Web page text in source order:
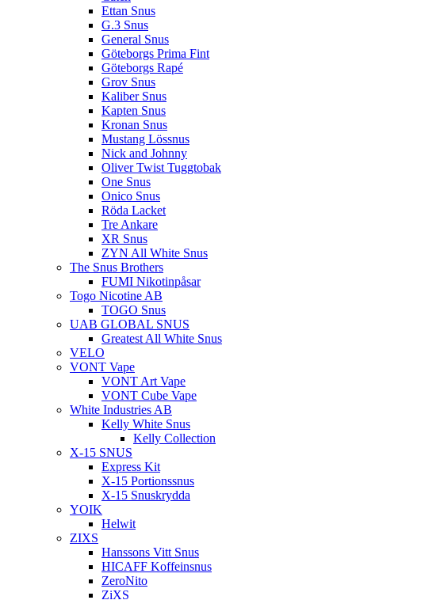
Ettan Snus
G.3 Snus
General Snus
Göteborgs Prima Fint
Göteborgs Rapé
Grov Snus
Kaliber Snus
Kapten Snus
Kronan Snus
Mustang Lössnus
Nick and Johnny
Oliver Twist Tuggtobak
One Snus
Onico Snus
Röda Lacket
Tre Ankare
XR Snus
ZYN All White Snus
The Snus Brothers
FUMI Nikotinpåsar
Togo Nicotine AB
TOGO Snus
UAB GLOBAL SNUS
Greatest All White Snus
VELO
VONT Vape
VONT Art Vape
VONT Cube Vape
White Industries AB
Kelly White Snus
Kelly Collection
X-15 SNUS
Express Kit
X-15 Portionssnus
X-15 Snuskrydda
YOIK
Helwit
ZIXS
Hanssons Vitt Snus
HICAFF Koffeinsnus
ZeroNito
ZiXS